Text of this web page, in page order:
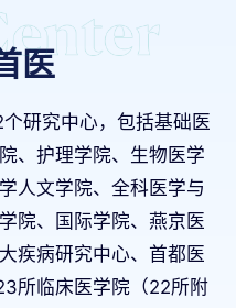
医
研究中心，包括基础医
、护理学院、生物医学
人文学院、全科医学与
院、国际学院、燕京医
疾病研究中心、首都医
所临床医学院（22所附